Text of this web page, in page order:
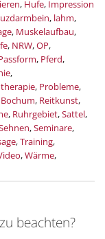
, Hufe, Impression
, lahm,
, Muskelaufbau,
, NRW,OP,
, Pferd,
,
, Probleme,
, Reitkunst,
, Ruhrgebiet,Sattel,
,Seminare,
,Training,
,Wärme,
beachten?